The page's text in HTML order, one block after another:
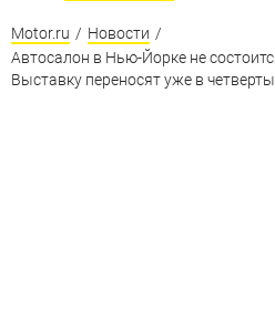
Motor.ru / Новости /
Автосалон в Нью-Йорке не
Выставку переносят уже в